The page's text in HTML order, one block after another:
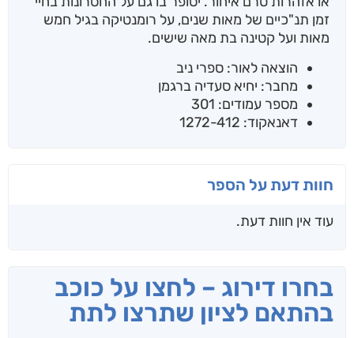
זמן תנ"כיים של מאות שנים, על רומנטיקה בגיל חמש
מאות ועל קטינה בת מאה שישים.
הוצאה לאור: ספרי ניב
מחבר: יחיא סעדיה ברגמן
מספר עמודים: 301
דאנאקוד: 1272-412
חוות דעת על הספר
עוד אין חוות דעת.
בחרו דירוג – לחצו על כוכב
בהתאם לציון שתרצו לתת